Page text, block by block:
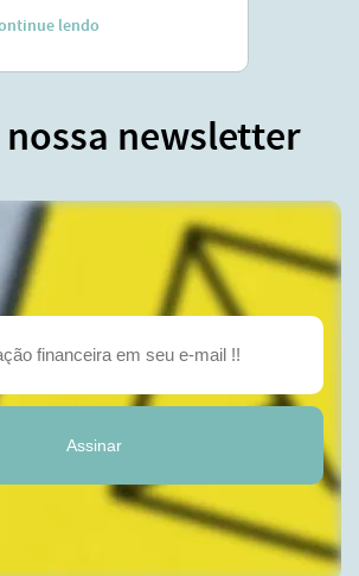
lendo
nossa newsletter
Assinar